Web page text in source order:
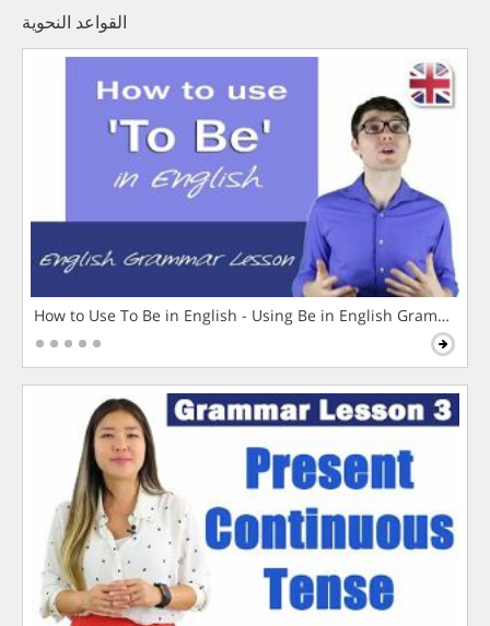
القواعد النحوية
How to Use To Be in English - Using Be in English Grammar